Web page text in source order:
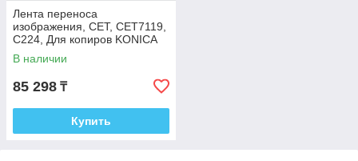
Лента переноса
изображения, СЕТ, CET7119,
C224, Для копиров KONICA
MINOLTA Bizhub C224,
Япония
В наличии
85 298 ₸
Купить